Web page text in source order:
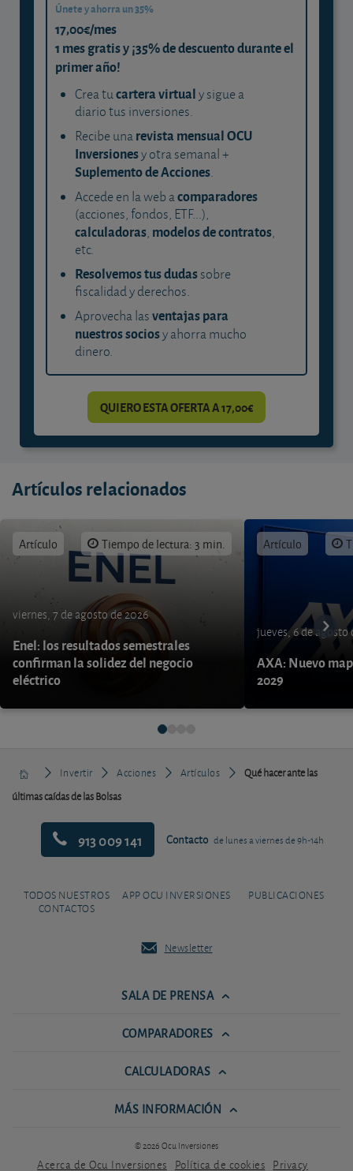
Únete y ahorra un 35%
17,00€/mes
1 mes gratis y ¡35% de descuento durante el
primer año!
Crea tucartera virtualy sigue a
diario tus inversiones.
Recibe unarevista mensual OCU
Inversionesy otra semanal +
Suplemento de Acciones.
Accede en la web acomparadores
(acciones, fondos, ETF...),
calculadoras, modelos de contratos,
etc.
Resolvemos tus dudassobre
fiscalidad y derechos.
Aprovecha lasventajas para
nuestros sociosy ahorra mucho
dinero.
QUIERO ESTA OFERTA A 17,00€
Artículos relacionados
Artículo Tiempo de lectura: 3 min.
viernes, 7 de agosto de 2026
Enel: los resultados semestrales
confirman la solidez del negocio
eléctrico
Artículo
jueves, 6 de agosto
AXA: Nuevo
2029
Invertir Acciones Artículos
Qué hacer ante las
últimas caídas de las Bolsas
913 009 141 Contacto de lunes a viernes de 9h-14h
TODOS NUESTROS
CONTACTOS
APP OCU INVERSIONES PUBLICACIONES
Newsletter
SALA DE PRENSA
COMPARADORES
CALCULADORAS
MÁS INFORMACIÓN
© 2026 Ocu Inversiones
Acerca de Ocu Inversiones Política de cookies Privacy